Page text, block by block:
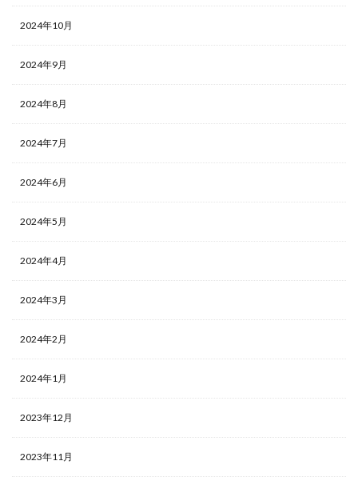
2024年10月
2024年9月
2024年8月
2024年7月
2024年6月
2024年5月
2024年4月
2024年3月
2024年2月
2024年1月
2023年12月
2023年11月